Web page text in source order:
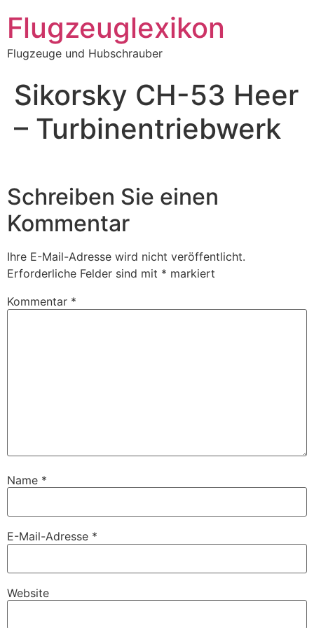
Inhalt
springen
Flugzeuglexikon
Flugzeuge und Hubschrauber
Sikorsky CH-53 Heer
– Turbinentriebwerk
Schreiben Sie einen
Kommentar
Ihre E-Mail-Adresse wird nicht veröffentlicht.
Erforderliche Felder sind mit * markiert
Kommentar *
Name *
E-Mail-Adresse *
Website